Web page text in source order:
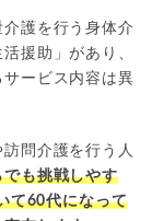
護を行う身体介
援助」があり、
ービス内容は異
問介護を行う人
も挑戦しやす
て60代になって